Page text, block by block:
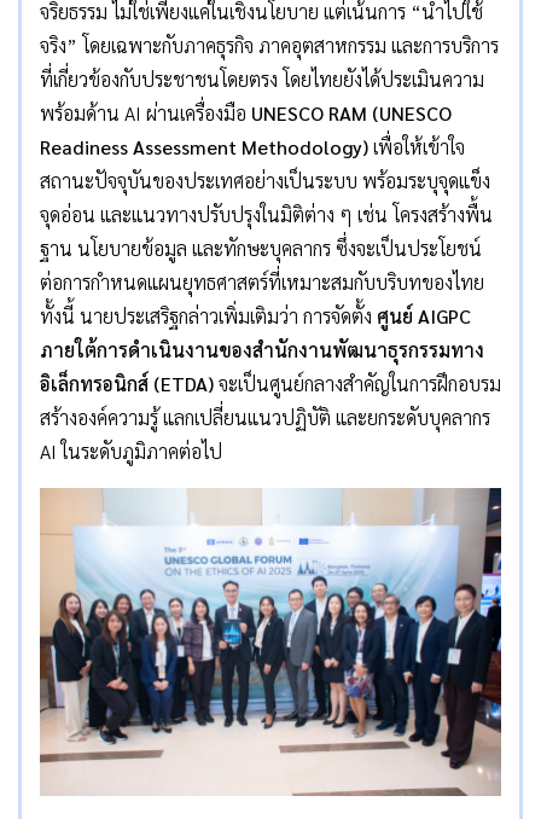
จริยธรรม ไม่ใช่เพียงแค่ในเชิงนโยบาย แต่เน้นการ “นำไปใช้
จริง” โดยเฉพาะกับภาคธุรกิจ ภาคอุตสาหกรรม และการบริการ
ที่เกี่ยวข้องกับประชาชนโดยตรง โดยไทยยังได้ประเมินความ
พร้อมด้าน AI ผ่านเครื่องมือ UNESCO RAM (UNESCO
Readiness Assessment Methodology)เพื่อให้เข้าใจ
สถานะปัจจุบันของประเทศอย่างเป็นระบบ พร้อมระบุจุดแข็ง
จุดอ่อน และแนวทางปรับปรุงในมิติต่าง ๆ เช่น โครงสร้างพื้น
ฐาน นโยบายข้อมูล และทักษะบุคลากร ซึ่งจะเป็นประโยชน์
ต่อการกำหนดแผนยุทธศาสตร์ที่เหมาะสมกับบริบทของไทย
ทั้งนี้ นายประเสริฐกล่าวเพิ่มเติมว่า การจัดตั้ง ศูนย์ AIGPC
ภายใต้การดำเนินงานของสำนักงานพัฒนาธุรกรรมทาง
อิเล็กทรอนิกส์ (ETDA)จะเป็นศูนย์กลางสำคัญในการฝึกอบรม
สร้างองค์ความรู้ แลกเปลี่ยนแนวปฏิบัติ และยกระดับบุคลากร
AI ในระดับภูมิภาคต่อไป